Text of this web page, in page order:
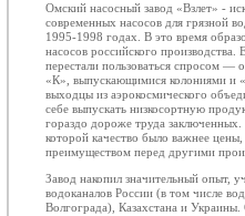
Омский насосный завод «Взлет» -
современных насосов для грязной
1995-1998 годах. В это время
насосов российского
перестали пользоваться спросом —
«К», выпускающимися колониями и
выходцы из аэрокосмического
себе выпускать низкосортную
гораздо дороже труда заключенных.
которой качество было важнее
преимуществом перед другими
Завод накопил значительный опыт,
водоканалов России (в том числе
Волгограда), Казахстана и Украины.